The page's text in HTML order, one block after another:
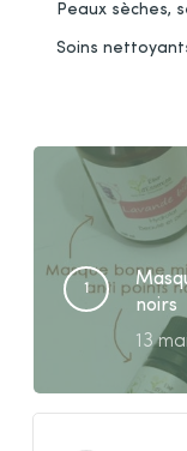
Peaux sèches,
Soins
noirs
13